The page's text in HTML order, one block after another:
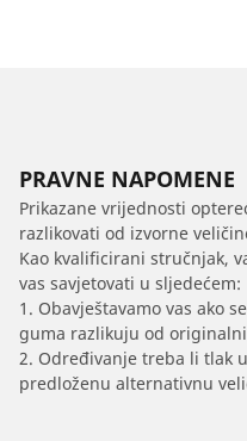
PRAVNE NAPOMENE
Prikazane vrijednosti
razlikovati od izvorne
Kao kvalificirani stručnjak,
vas savjetovati u sljedećem:
1. Obavještavamo vas ako
guma razlikuju od
2. Određivanje treba li tlak
predloženu alternativnu